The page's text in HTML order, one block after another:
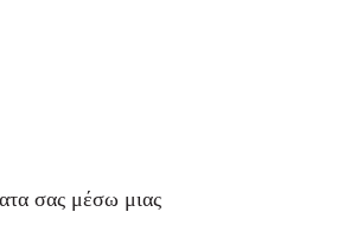
σας μέσω μιας